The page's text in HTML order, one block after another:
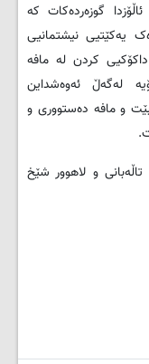
گوزه‌رده‌کات که‌
یه‌کێتیی نیشتمانیی
کردن له‌ مافه‌
له‌گه‌ڵ ئه‌وه‌شداین
و مافه‌ ده‌ستووری و
و لاهوور شێخ